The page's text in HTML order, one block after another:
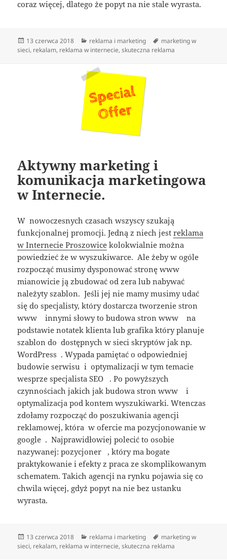
coraz więcej, dlatego że popyt na nie stale wyrasta.
Data
publikacji
13 czerwca 2018 Kategorie
reklama i marketing Tagi
marketing w
sieci, rekalam, reklama w internecie,skuteczna reklama
Aktywny marketing i
komunikacja marketingowa
w Internecie.
W nowoczesnych czasach wszyscy szukają
funkcjonalnej promocji. Jedną z niech jestreklama
w Internecie Proszowice kolokwialnie można
powiedzieć że w wyszukiwarce. Ale żeby w ogóle
rozpocząć musimy dysponować stronę www
mianowicie ją zbudować od zera lub nabywać
należyty szablon. Jeśli jej nie mamy musimy udać
się do specjalisty, który dostarcza tworzenie stron
www innymi słowy to budowa stron www na
podstawie notatek klienta lub grafika który planuje
szablon do dostępnych w sieci skryptów jak np.
WordPress . Wypada pamiętać o odpowiedniej
budowie serwisu i optymalizacji w tym temacie
wesprze specjalista SEO . Po powyższych
czynnościach jakich jak budowa stron www i
optymalizacja pod kontem wyszukiwarki. Wtenczas
zdołamy rozpocząć do poszukiwania agencji
reklamowej, która w ofercie ma pozycjonowanie w
google . Najprawidłowiej polecić to osobie
nazywanej: pozycjoner , który ma bogate
praktykowanie i efekty z praca ze skomplikowanym
schematem. Takich agencji na rynku pojawia się co
chwila więcej, gdyż popyt na nie bez ustanku
wyrasta.
Data
publikacji
13 czerwca 2018 Kategorie
reklama i marketing Tagi
marketing w
sieci, rekalam, reklama w internecie,skuteczna reklama